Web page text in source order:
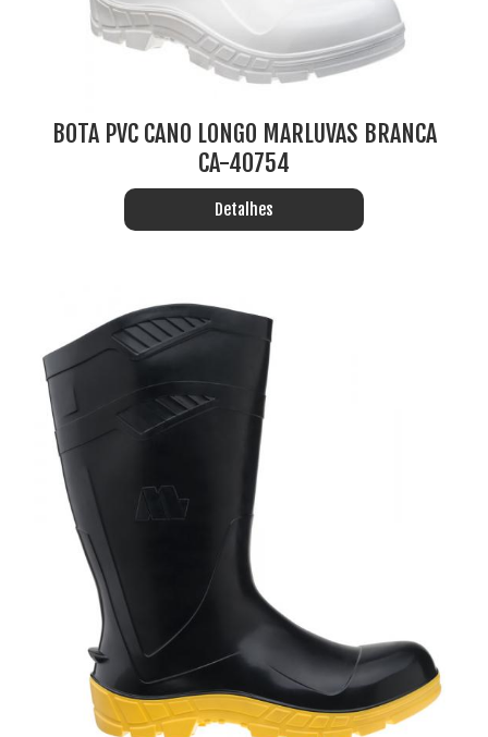
BOTA PVC CANO LONGO MARLUVAS BRANCA
CA-40754
Detalhes